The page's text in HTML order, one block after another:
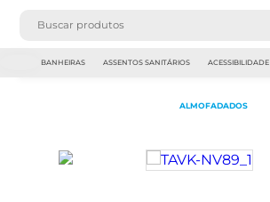
BANHEIRAS ASSENTOS SANITÁRIOS ACESSIBILIDADE
ALMOFADADOS